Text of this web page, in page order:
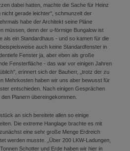
dabei hatten, machte die Sache für Heinz
nicht gerade leichter", schmunzelt der
habe der Architekt seine Pläne
müssen, denn der u-förmige Bungalow ist
als ein Standardhaus - und so kamen für die
auch keine Standardfenster in
Fenster ja, aber eben als große
Fensterfläche - das war vor einigen Jahren
erinnert sich der Bauherr, „trotz der zu
Mehrkosten haben wir uns aber bewusst für
entschieden. Nach einigen Gesprächen
Planern übereingekommen.
an sich bereitete allen so einige
Die extreme Hanglage brachte es mit
eine sehr große Menge Erdreich
werden musste. „Über 200 LKW-Ladungen,
Schotter und Erde haben wir hier in